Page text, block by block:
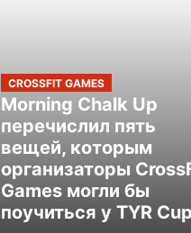
CROSSFIT GAMES
Morning Chalk Up
перечислил пять
вещей, которым
организаторы
Games могли бы
поучиться у TYR Cup